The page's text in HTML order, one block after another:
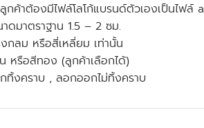
กค้าต้องมีไฟล์โลโก้แบรนด์ตัวเองเป็นไฟล์
ดมาตราฐาน 1.5 – 2 ซม.
กลม หรือสี่เหลี่ยม เท่านั้น
หรือสีทอง (ลูกค้าเลือกได้)
ทิ้งคราบ , ลอกออกไม่ทิ้งคราบ